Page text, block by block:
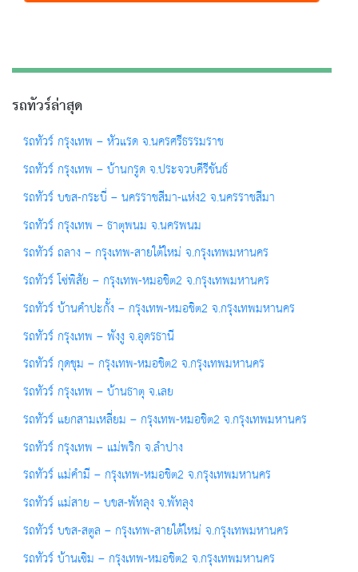
รถทัวร์ล่าสุด
รถทัวร์ กรุงเทพ – หัวแรด จ.นครศรีธรรมราช
รถทัวร์ กรุงเทพ – บ้านกรูด จ.ประจวบคีรีขันธ์
รถทัวร์ บขส-กระบี่ – นครราชสีมา-แห่ง2 จ.นครราชสีมา
รถทัวร์ กรุงเทพ – ธาตุพนม จ.นครพนม
รถทัวร์ ถลาง – กรุงเทพ-สายใต้ใหม่ จ.กรุงเทพมหานคร
รถทัวร์ โซ่พิสัย – กรุงเทพ-หมอชิต2 จ.กรุงเทพมหานคร
รถทัวร์ บ้านคำปะกั้ง – กรุงเทพ-หมอชิต2 จ.กรุงเทพมหานคร
รถทัวร์ กรุงเทพ – พังงู จ.อุดรธานี
รถทัวร์ กุดชุม – กรุงเทพ-หมอชิต2 จ.กรุงเทพมหานคร
รถทัวร์ กรุงเทพ – บ้านธาตุ จ.เลย
รถทัวร์ แยกสามเหลี่ยม – กรุงเทพ-หมอชิต2 จ.กรุงเทพมหานคร
รถทัวร์ กรุงเทพ – แม่พริก จ.ลำปาง
รถทัวร์ แม่คำมี – กรุงเทพ-หมอชิต2 จ.กรุงเทพมหานคร
รถทัวร์ แม่สาย – บขส-พัทลุง จ.พัทลุง
รถทัวร์ บขส-สตูล – กรุงเทพ-สายใต้ใหม่ จ.กรุงเทพมหานคร
รถทัวร์ บ้านเซิม – กรุงเทพ-หมอชิต2 จ.กรุงเทพมหานคร